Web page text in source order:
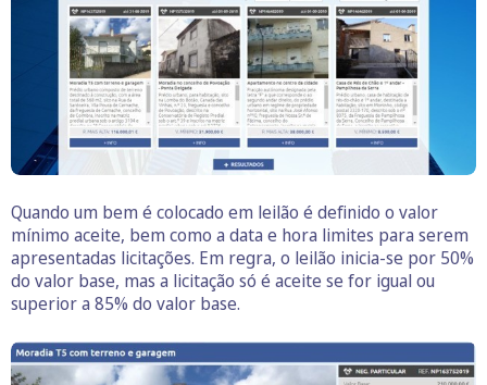
Quando um bem é colocado em leilão é definido o valor
mínimo aceite, bem como a data e hora limites para serem
apresentadas licitações. Em regra, o leilão inicia-se por 50%
do valor base, mas a licitação só é aceite se for igual ou
superior a 85% do valor base.